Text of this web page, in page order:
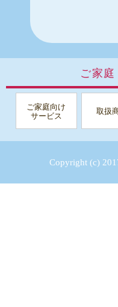
ご家庭
ご家庭向け
サービス
取扱
Copyright (c)